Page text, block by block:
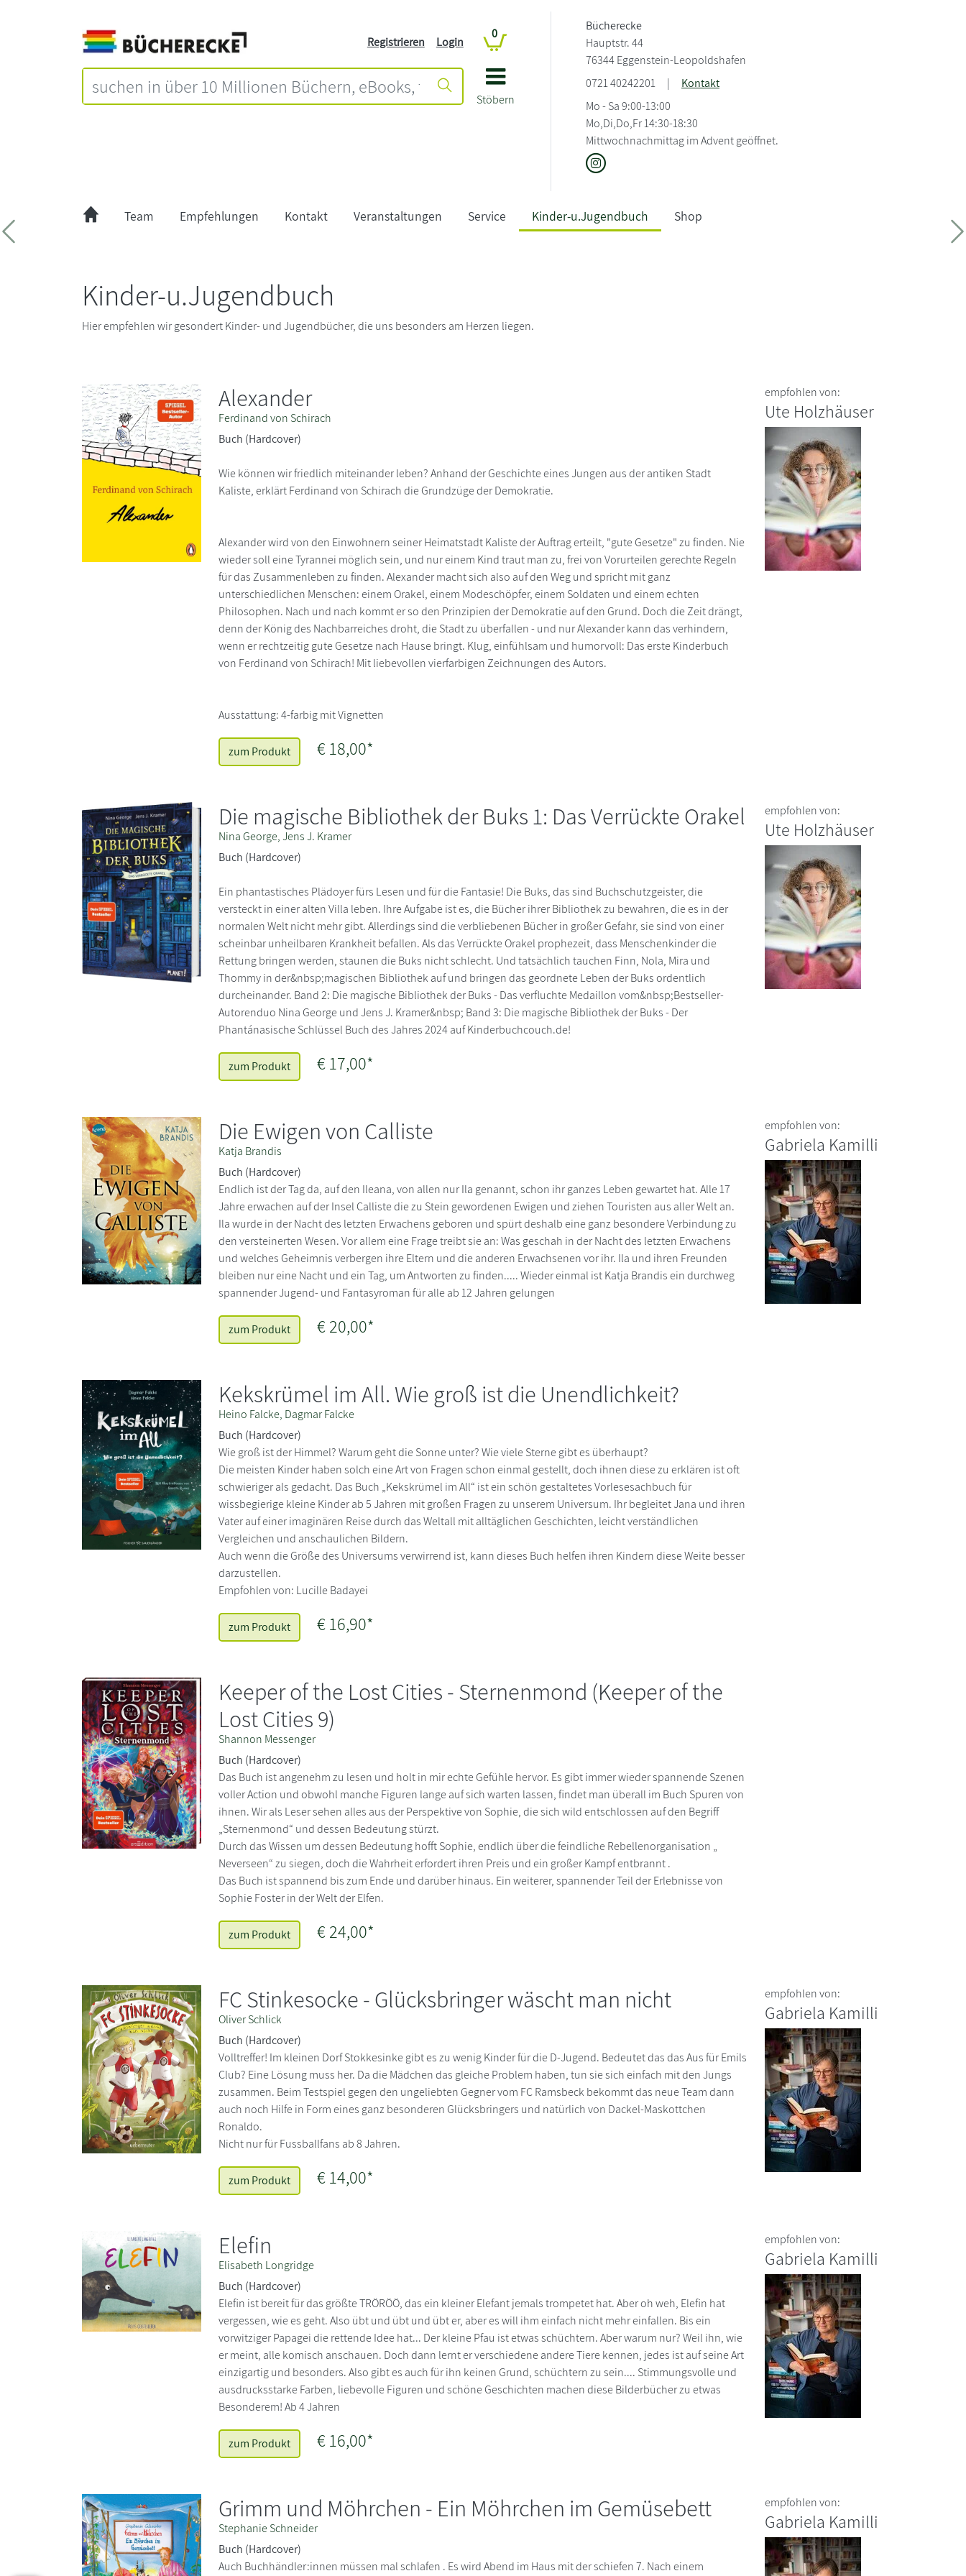
Stöbern
Registrieren Login
0
Bücherecke
Hauptstr. 44
76344 Eggenstein-Leopoldshafen
0721 40242201
|
Kontakt
Mo - Sa 9:00-13:00
Mo,Di,Do,Fr 14:30-18:30
Mittwochnachmittag im Advent geöffnet.
Team Empfehlungen Kontakt Veranstaltungen Service Kinder-u.Jugendbuch Shop
Zurück
Kinder-u.Jugendbuch
Hier empfehlen wir gesondert Kinder- und Jugendbücher, die uns besonders am Herzen liegen.
empfohlen von:
Ute Holzhäuser
Alexander
Ferdinand von Schirach
Buch (Hardcover)
Wie können wir friedlich miteinander leben? Anhand der Geschichte eines Jungen aus der antiken Stadt
Kaliste, erklärt Ferdinand von Schirach die Grundzüge der Demokratie.
Alexander wird von den Einwohnern seiner Heimatstadt Kaliste der Auftrag erteilt, "gute Gesetze" zu finden. Nie
wieder soll eine Tyrannei möglich sein, und nur einem Kind traut man zu, frei von Vorurteilen gerechte Regeln
für das Zusammenleben zu finden. Alexander macht sich also auf den Weg und spricht mit ganz
unterschiedlichen Menschen: einem Orakel, einem Modeschöpfer, einem Soldaten und einem echten
Philosophen. Nach und nach kommt er so den Prinzipien der Demokratie auf den Grund. Doch die Zeit drängt,
denn der König des Nachbarreiches droht, die Stadt zu überfallen - und nur Alexander kann das verhindern,
wenn er rechtzeitig gute Gesetze nach Hause bringt. Klug, einfühlsam und humorvoll: Das erste Kinderbuch
von Ferdinand von Schirach! Mit liebevollen vierfarbigen Zeichnungen des Autors.
Ausstattung: 4-farbig mit Vignetten
zum Produkt € 18,00*
empfohlen von:
Ute Holzhäuser
Die magische Bibliothek der Buks 1: Das Verrückte Orakel
Nina George, Jens J. Kramer
Buch (Hardcover)
Ein phantastisches Plädoyer fürs Lesen und für die Fantasie! Die Buks, das sind Buchschutzgeister, die
versteckt in einer alten Villa leben. Ihre Aufgabe ist es, die Bücher ihrer Bibliothek zu bewahren, die es in der
normalen Welt nicht mehr gibt. Allerdings sind die verbliebenen Bücher in großer Gefahr, sie sind von einer
scheinbar unheilbaren Krankheit befallen. Als das Verrückte Orakel prophezeit, dass Menschenkinder die
Rettung bringen werden, staunen die Buks nicht schlecht. Und tatsächlich tauchen Finn, Nola, Mira und
Thommy in der&nbsp;magischen Bibliothek auf und bringen das geordnete Leben der Buks ordentlich
durcheinander. Band 2: Die magische Bibliothek der Buks - Das verfluchte Medaillon vom&nbsp;Bestseller-
Autorenduo Nina George und Jens J. Kramer&nbsp; Band 3: Die magische Bibliothek der Buks - Der
Phantánasische Schlüssel Buch des Jahres 2024 auf Kinderbuchcouch.de!
zum Produkt € 17,00*
empfohlen von:
Gabriela Kamilli
Die Ewigen von Calliste
Katja Brandis
Buch (Hardcover)
Endlich ist der Tag da, auf den Ileana, von allen nur Ila genannt, schon ihr ganzes Leben gewartet hat. Alle 17
Jahre erwachen auf der Insel Calliste die zu Stein gewordenen Ewigen und ziehen Touristen aus aller Welt an.
Ila wurde in der Nacht des letzten Erwachens geboren und spürt deshalb eine ganz besondere Verbindung zu
den versteinerten Wesen. Vor allem eine Frage treibt sie an: Was geschah in der Nacht des letzten Erwachens
und welches Geheimnis verbergen ihre Eltern und die anderen Erwachsenen vor ihr. Ila und ihren Freunden
bleiben nur eine Nacht und ein Tag, um Antworten zu finden..... Wieder einmal ist Katja Brandis ein durchweg
spannender Jugend- und Fantasyroman für alle ab 12 Jahren gelungen
zum Produkt € 20,00*
Kekskrümel im All. Wie groß ist die Unendlichkeit?
Heino Falcke, Dagmar Falcke
Buch (Hardcover)
Wie groß ist der Himmel? Warum geht die Sonne unter? Wie viele Sterne gibt es überhaupt?
Die meisten Kinder haben solch eine Art von Fragen schon einmal gestellt, doch ihnen diese zu erklären ist oft
schwieriger als gedacht. Das Buch „Kekskrümel im All“ ist ein schön gestaltetes Vorlesesachbuch für
wissbegierige kleine Kinder ab 5 Jahren mit großen Fragen zu unserem Universum. Ihr begleitet Jana und ihren
Vater auf einer imaginären Reise durch das Weltall mit alltäglichen Geschichten, leicht verständlichen
Vergleichen und anschaulichen Bildern.
Auch wenn die Größe des Universums verwirrend ist, kann dieses Buch helfen ihren Kindern diese Weite besser
darzustellen.
Empfohlen von: Lucille Badayei
zum Produkt € 16,90*
Keeper of the Lost Cities - Sternenmond (Keeper of the
Lost Cities 9)
Shannon Messenger
Buch (Hardcover)
Das Buch ist angenehm zu lesen und holt in mir echte Gefühle hervor. Es gibt immer wieder spannende Szenen
voller Action und obwohl manche Figuren lange auf sich warten lassen, findet man überall im Buch Spuren von
ihnen. Wir als Leser sehen alles aus der Perspektive von Sophie, die sich wild entschlossen auf den Begriff
„Sternenmond“ und dessen Bedeutung stürzt.
Durch das Wissen um dessen Bedeutung hofft Sophie, endlich über die feindliche Rebellenorganisation „
Neverseen“ zu siegen, doch die Wahrheit erfordert ihren Preis und ein großer Kampf entbrannt .
Das Buch ist spannend bis zum Ende und darüber hinaus. Ein weiterer, spannender Teil der Erlebnisse von
Sophie Foster in der Welt der Elfen.
zum Produkt € 24,00*
empfohlen von:
Gabriela Kamilli
FC Stinkesocke - Glücksbringer wäscht man nicht
Oliver Schlick
Buch (Hardcover)
Volltreffer! Im kleinen Dorf Stokkesinke gibt es zu wenig Kinder für die D-Jugend. Bedeutet das das Aus für Emils
Club? Eine Lösung muss her. Da die Mädchen das gleiche Problem haben, tun sie sich einfach mit den Jungs
zusammen. Beim Testspiel gegen den ungeliebten Gegner vom FC Ramsbeck bekommt das neue Team dann
auch noch Hilfe in Form eines ganz besonderen Glücksbringers und natürlich von Dackel-Maskottchen
Ronaldo.
Nicht nur für Fussballfans ab 8 Jahren.
zum Produkt € 14,00*
empfohlen von:
Gabriela Kamilli
Elefin
Elisabeth Longridge
Buch (Hardcover)
Elefin ist bereit für das größte TRÖRÖÖ, das ein kleiner Elefant jemals trompetet hat. Aber oh weh, Elefin hat
vergessen, wie es geht. Also übt und übt und übt er, aber es will ihm einfach nicht mehr einfallen. Bis ein
vorwitziger Papagei die rettende Idee hat... Der kleine Pfau ist etwas schüchtern. Aber warum nur? Weil ihn, wie
er meint, alle komisch anschauen. Doch dann lernt er verschiedene andere Tiere kennen, jedes ist auf seine Art
einzigartig und besonders. Also gibt es auch für ihn keinen Grund, schüchtern zu sein.... Stimmungsvolle und
ausdrucksstarke Farben, liebevolle Figuren und schöne Geschichten machen diese Bilderbücher zu etwas
Besonderem! Ab 4 Jahren
zum Produkt € 16,00*
empfohlen von:
Gabriela Kamilli
Grimm und Möhrchen - Ein Möhrchen im Gemüsebett
Stephanie Schneider
Buch (Hardcover)
Auch Buchhändler:innen müssen mal schlafen . Es wird Abend im Haus mit der schiefen 7. Nach einem